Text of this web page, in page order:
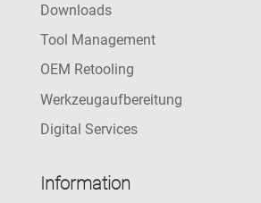
Downloads
Tool Management
OEM Retooling
Werkzeugaufbereitung
Digital Services
Information